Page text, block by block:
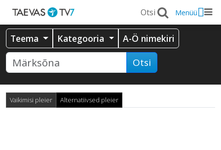
Menüü
Teema Kategooria A-Ö nimekiri
Otsi
Vaikimisi pleier Alternatiivsed pleier